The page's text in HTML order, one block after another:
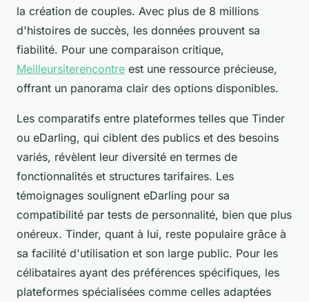
la création de couples. Avec plus de 8 millions
d'histoires de succès, les données prouvent sa
fiabilité. Pour une comparaison critique,
Meilleursiterencontre est une ressource précieuse,
offrant un panorama clair des options disponibles.
Les comparatifs entre plateformes telles que Tinder
ou eDarling, qui ciblent des publics et des besoins
variés, révèlent leur diversité en termes de
fonctionnalités et structures tarifaires. Les
témoignages soulignent eDarling pour sa
compatibilité par tests de personnalité, bien que plus
onéreux. Tinder, quant à lui, reste populaire grâce à
sa facilité d'utilisation et son large public. Pour les
célibataires ayant des préférences spécifiques, les
plateformes spécialisées comme celles adaptées